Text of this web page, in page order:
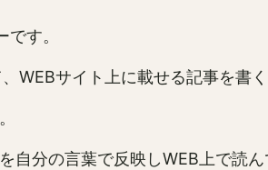
す。
WEBサイト上に載せる記事を書
分の言葉で反映しWEB上で読ん